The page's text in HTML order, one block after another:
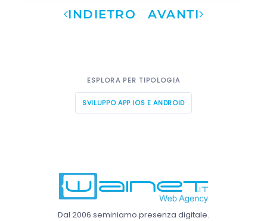
INDIETRO AVANTI
ESPLORA PER TIPOLOGIA
SVILUPPO APP IOS E ANDROID
Dal 2006 seminiamo presenza digitale.